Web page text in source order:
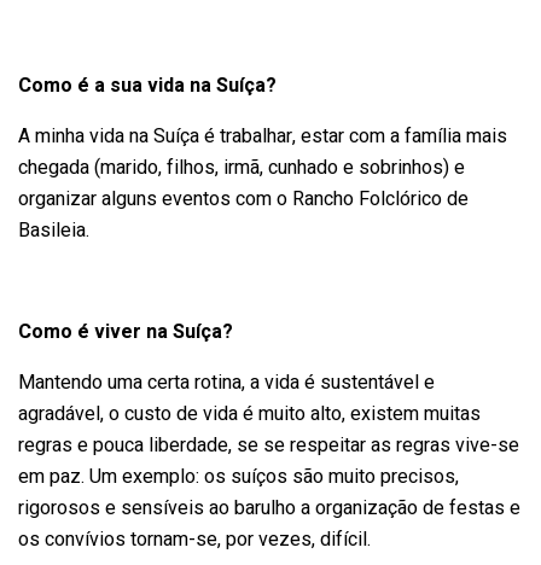
Como é a sua vida na Suíça?
A minha vida na Suíça é trabalhar, estar com a família mais
chegada (marido, filhos, irmã, cunhado e sobrinhos) e
organizar alguns eventos com o Rancho Folclórico de
Basileia.
Como é viver na Suíça?
Mantendo uma certa rotina, a vida é sustentável e
agradável, o custo de vida é muito alto, existem muitas
regras e pouca liberdade, se se respeitar as regras vive-se
em paz. Um exemplo: os suíços são muito precisos,
rigorosos e sensíveis ao barulho a organização de festas e
os convívios tornam-se, por vezes, difícil.